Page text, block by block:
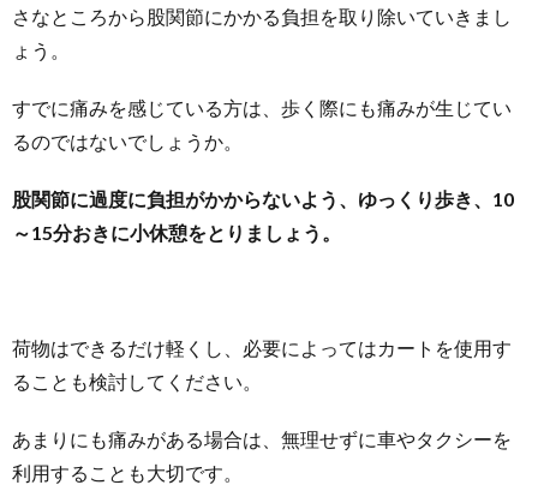
さなところから股関節にかかる負担を取り除いていきまし
ょう。
すでに痛みを感じている方は、歩く際にも痛みが生じてい
るのではないでしょうか。
股関節に過度に負担がかからないよう、ゆっくり歩き、10
～15分おきに小休憩をとりましょう。
荷物はできるだけ軽くし、必要によってはカートを使用す
ることも検討してください。
あまりにも痛みがある場合は、無理せずに車やタクシーを
利用することも大切です。